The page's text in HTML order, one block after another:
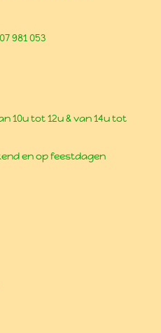
981 053
10u tot 12u & van 14u tot
en op feestdagen